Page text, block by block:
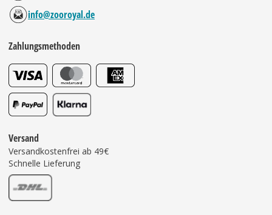
info@zooroyal.de
Zahlungsmethoden
Versand
Versandkostenfrei ab 49€
Schnelle Lieferung